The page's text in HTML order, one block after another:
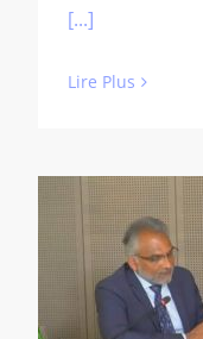
[...]
Lire Plus
Rencontre
avec le